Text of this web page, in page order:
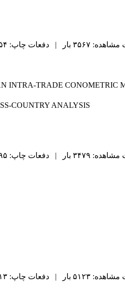
چاپ: ۱۴۵۴ بار | دفعات ارسال به دیگران: ۸۶ بار |
INTRA-TRADE CONOMETRIC
COUNTRY ANALYSIS
چاپ: ۱۳۹۵ بار | دفعات ارسال به دیگران: ۹۷ بار |
چاپ: ۱۴۱۳ بار | دفعات ارسال به دیگران: ۶۷ بار |